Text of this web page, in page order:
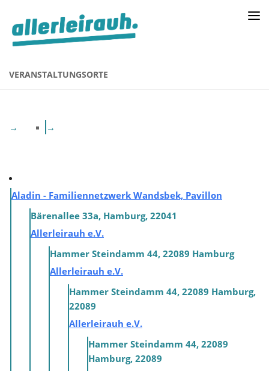
VERANSTALTUNGSORTE
Aladin - Familiennetzwerk Wandsbek, Pavillon
Bärenallee 33a, Hamburg, 22041
Allerleirauh e.V.
Hammer Steindamm 44, 22089 Hamburg
Allerleirauh e.V.
Hammer Steindamm 44, 22089 Hamburg,
22089
Allerleirauh e.V.
Hammer Steindamm 44, 22089
Hamburg, 22089